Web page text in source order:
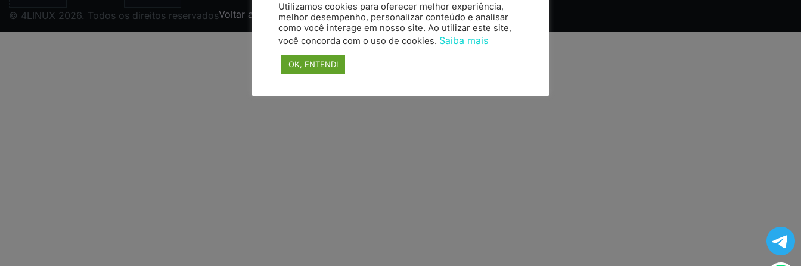
© 4LINUX 2026. Todos os direitos reservadosVoltar ao topo
Utilizamos cookies para oferecer melhor experiência,
melhor desempenho, personalizar conteúdo e analisar
como você interage em nosso site. Ao utilizar este site,
você concorda com o uso de cookies. Saiba mais
OK, ENTENDI